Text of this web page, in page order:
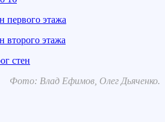
Фото: Влад Ефимов, Олег Дьяченко.